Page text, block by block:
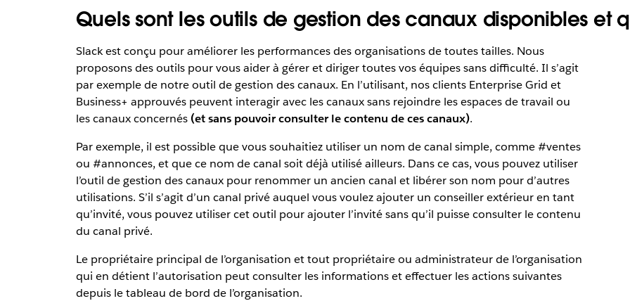
Quels sont les outils de gestion des canaux disponibles et
Slack est conçu pour améliorer les performances des organisations de toutes tailles. Nous
proposons des outils pour vous aider à gérer et diriger toutes vos équipes sans difficulté. Il s’agit
par exemple de notre outil de gestion des canaux. En l’utilisant, nos clients Enterprise Grid et
Business+ approuvés peuvent interagir avec les canaux sans rejoindre les espaces de travail ou
les canaux concernés (et sans pouvoir consulter le contenu de ces canaux).
Par exemple, il est possible que vous souhaitiez utiliser un nom de canal simple, comme #ventes
ou #annonces, et que ce nom de canal soit déjà utilisé ailleurs. Dans ce cas, vous pouvez utiliser
l’outil de gestion des canaux pour renommer un ancien canal et libérer son nom pour d’autres
utilisations. S’il s’agit d’un canal privé auquel vous voulez ajouter un conseiller extérieur en tant
qu’invité, vous pouvez utiliser cet outil pour ajouter l’invité sans qu’il puisse consulter le contenu
du canal privé.
Le propriétaire principal de l’organisation et tout propriétaire ou administrateur de l’organisation
qui en détient l’autorisation peut consulter les informations et effectuer les actions suivantes
depuis le tableau de bord de l’organisation.